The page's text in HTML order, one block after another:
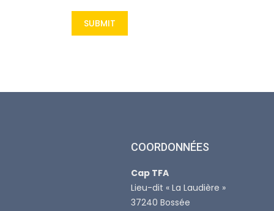
COORDONNÉES
Cap TFA
Lieu-dit « La Laudière »
37240 Bossée